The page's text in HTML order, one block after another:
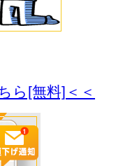
ら[無料]＜＜